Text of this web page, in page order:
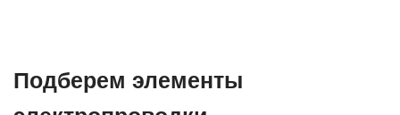
Подберем элементы